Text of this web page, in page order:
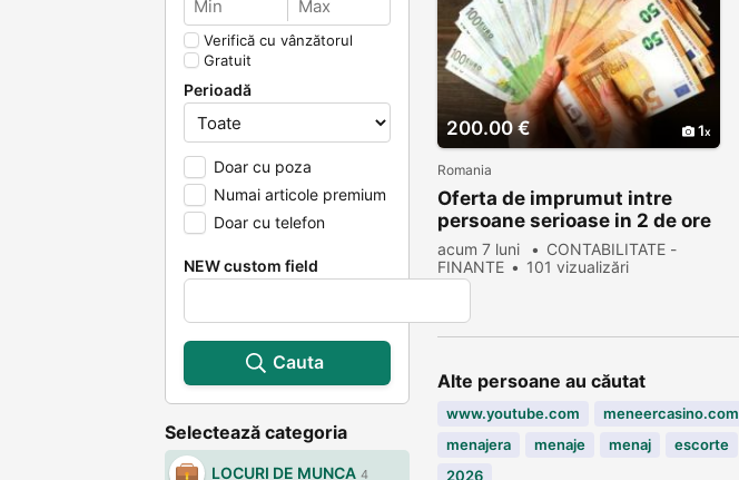
Verifică cu vânzătorul
Gratuit
Perioadă
Doar cu poza
Numai articole premium
Doar cu telefon
NEW custom field
Cauta
Selectează categoria
LOCURI DE MUNCA 4
200.00 € 1
Romania
Oferta de imprumut intre
persoane serioase in 2 de ore
acum 7 luni
CONTABILITATE -
FINANTE
101 vizualizări
Alte persoane au căutat
www.youtube.com meneercasino.com
menajera
menaje menaj escorte
2026